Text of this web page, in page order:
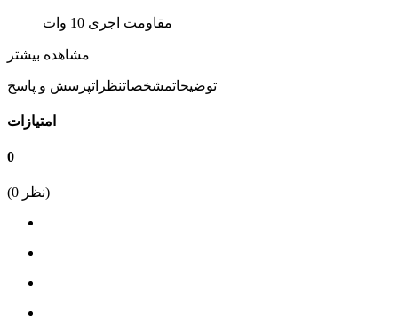
مقاومت اجری 10 وات
مقدار مقاومت
100
ظرفیت واحد مقاومت
مشاهده بیشتر
توضیحاتمشخصاتنظراتپرسش و پاسخ
امتیازات
0
(0 نظر)